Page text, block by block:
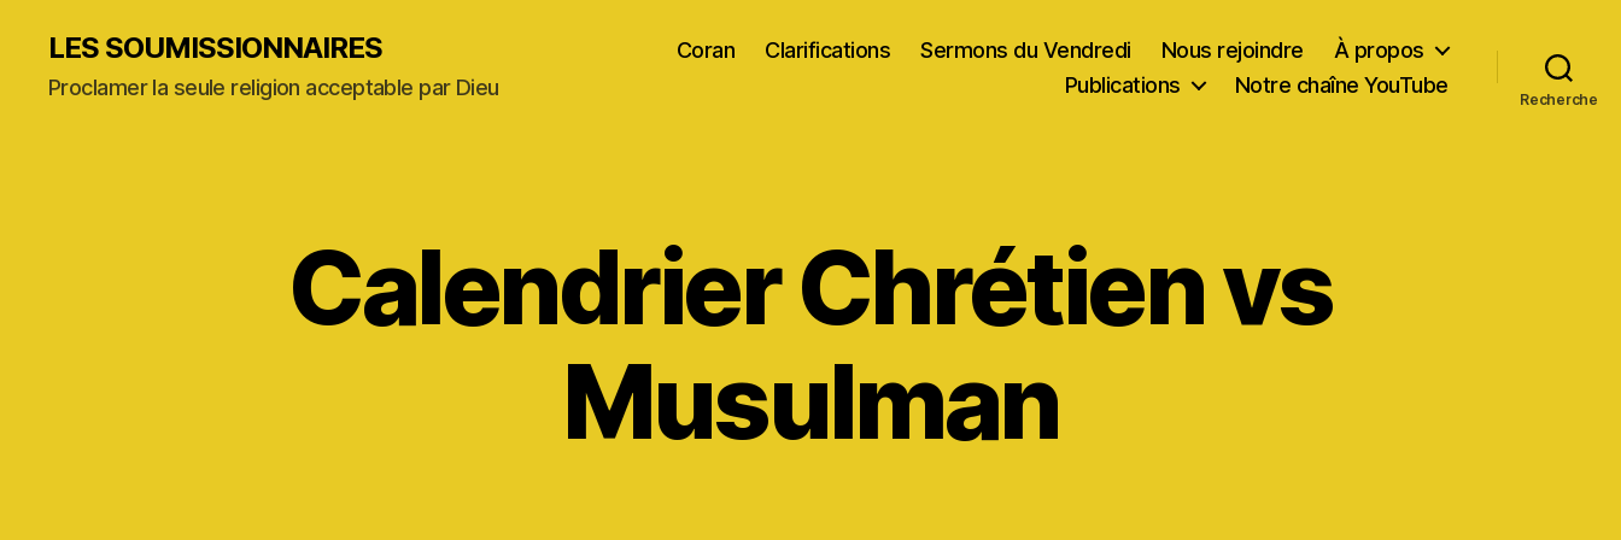
LES SOUMISSIONNAIRES
Proclamer la seule religion acceptable par Dieu
Coran Clarifications Sermons du Vendredi Nous rejoindre
À propos
Publications
Notre chaîne YouTube
Recherche
Calendrier Chrétien vs
Musulman